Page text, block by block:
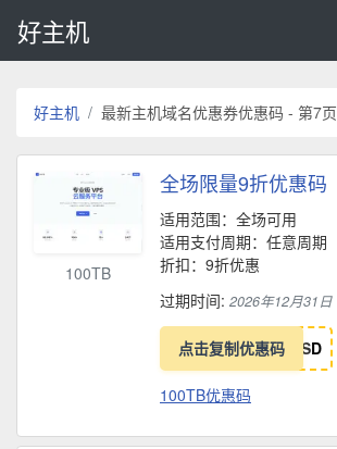
好主机
好主机 最新主机域名优惠券优惠码 - 第7页
100TB
全场限量9折优惠码
适用范围：全场可用
适用支付周期：任意周期
折扣：9折优惠
过期时间: 2026年12月31日
点击复制优惠码 SD
100TB优惠码